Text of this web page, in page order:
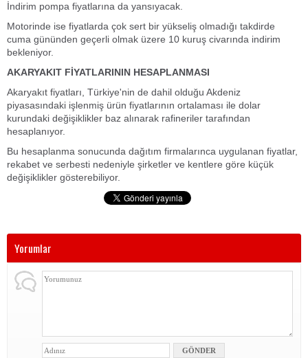
İndirim pompa fiyatlarına da yansıyacak.
Motorinde ise fiyatlarda çok sert bir yükseliş olmadığı takdirde
cuma gününden geçerli olmak üzere 10 kuruş civarında indirim
bekleniyor.
AKARYAKIT FİYATLARININ HESAPLANMASI
Akaryakıt fiyatları, Türkiye'nin de dahil olduğu Akdeniz
piyasasındaki işlenmiş ürün fiyatlarının ortalaması ile dolar
kurundaki değişiklikler baz alınarak rafineriler tarafından
hesaplanıyor.
Bu hesaplanma sonucunda dağıtım firmalarınca uygulanan fiyatlar,
rekabet ve serbesti nedeniyle şirketler ve kentlere göre küçük
değişiklikler gösterebiliyor.
Yorumlar